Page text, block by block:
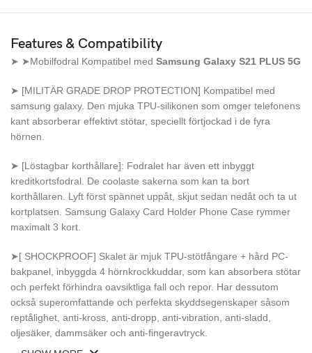
Features & Compatibility
➤ ➤Mobilfodral Kompatibel medSamsung Galaxy S21 PLUS 5G
➤ [MILITÄR GRADE DROP PROTECTION] Kompatibel med
samsung galaxy. Den mjuka TPU-silikonen som omger telefonens
kant absorberar effektivt stötar, speciellt förtjockad i de fyra
hörnen.
➤ [Löstagbar korthållare]: Fodralet har även ett inbyggt
kreditkortsfodral. De coolaste sakerna som kan ta bort
korthållaren. Lyft först spännet uppåt, skjut sedan nedåt och ta ut
kortplatsen. Samsung Galaxy Card Holder Phone Case rymmer
maximalt 3 kort.
➤[ SHOCKPROOF] Skalet är mjuk TPU-stötfångare + hård PC-
bakpanel, inbyggda 4 hörnkrockkuddar, som kan absorbera stötar
och perfekt förhindra oavsiktliga fall och repor. Har dessutom
också superomfattande och perfekta skyddsegenskaper såsom
reptålighet, anti-kross, anti-dropp, anti-vibration, anti-sladd,
oljesäker, dammsäker och anti-fingeravtryck.